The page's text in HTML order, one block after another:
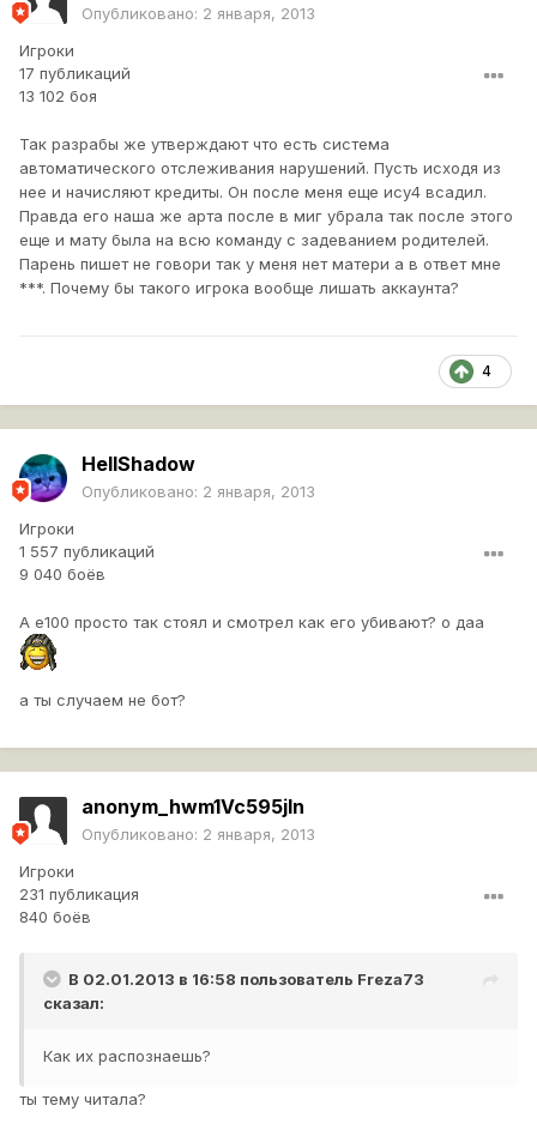
Опубликовано: 2 января, 2013
Игроки
17 публикаций
13 102 боя
Так разрабы же утверждают что есть система
автоматического отслеживания нарушений. Пусть исходя из
нее и начисляют кредиты. Он после меня еще ису4 всадил.
Правда его наша же арта после в миг убрала так после этого
еще и мату была на всю команду с задеванием родителей.
Парень пишет не говори так у меня нет матери а в ответ мне
***. Почему бы такого игрока вообще лишать аккаунта?
4
HellShadow
Опубликовано: 2 января, 2013
Игроки
1 557 публикаций
9 040 боёв
А е100 просто так стоял и смотрел как его убивают? о даа
а ты случаем не бот?
anonym_hwm1Vc595jIn
Опубликовано: 2 января, 2013
Игроки
231 публикация
840 боёв
В 02.01.2013 в 16:58 пользователь Freza73
сказал:
Как их распознаешь?
ты тему читала?